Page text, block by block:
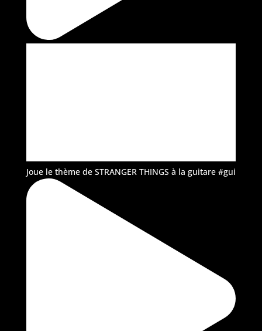
Joue le thème de STRANGER THINGS à la guitare #gui